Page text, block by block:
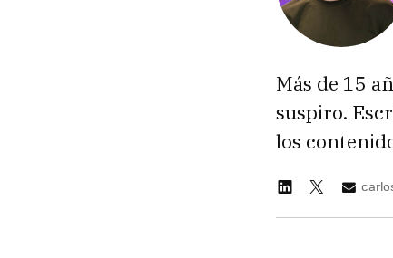
Más de 15
suspiro.
los